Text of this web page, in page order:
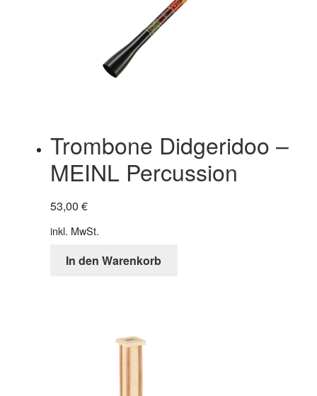
Trombone Didgeridoo –
MEINL Percussion
53,00 €
inkl. MwSt.
In den Warenkorb